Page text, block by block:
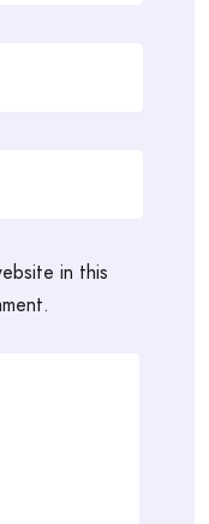
in this